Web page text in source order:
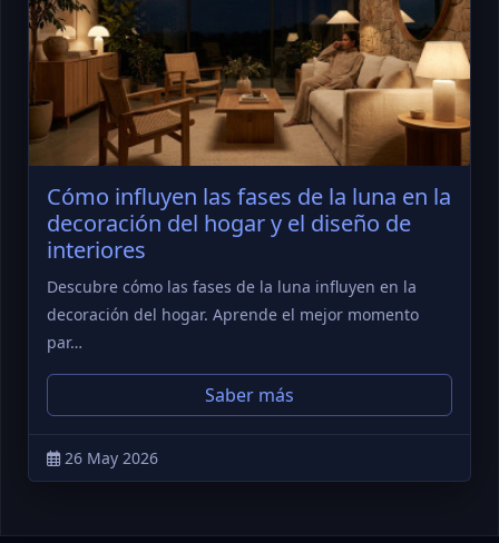
Cómo influyen las fases de la luna en la
decoración del hogar y el diseño de
interiores
Descubre cómo las fases de la luna influyen en la
decoración del hogar. Aprende el mejor momento
par…
Saber más
26 May 2026